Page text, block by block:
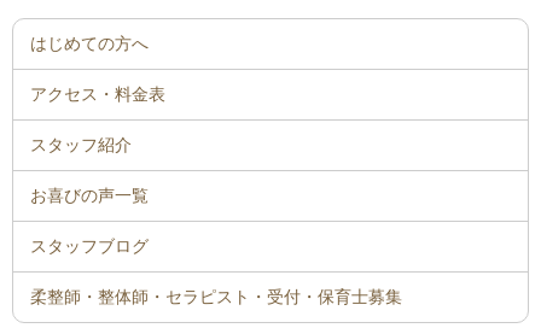
はじめての方へ
アクセス・料金表
スタッフ紹介
お喜びの声一覧
スタッフブログ
柔整師・整体師・セラピスト・受付・保育士募集